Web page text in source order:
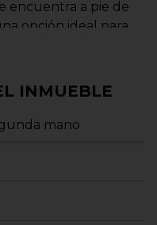
encuentra a pie de
opción ideal para
40 m², con un
lo que se
inversiones.
que permite
tipos de negocio.
INMUEBLE
mano